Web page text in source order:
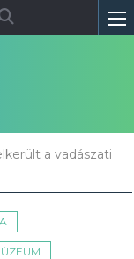
a vadászati